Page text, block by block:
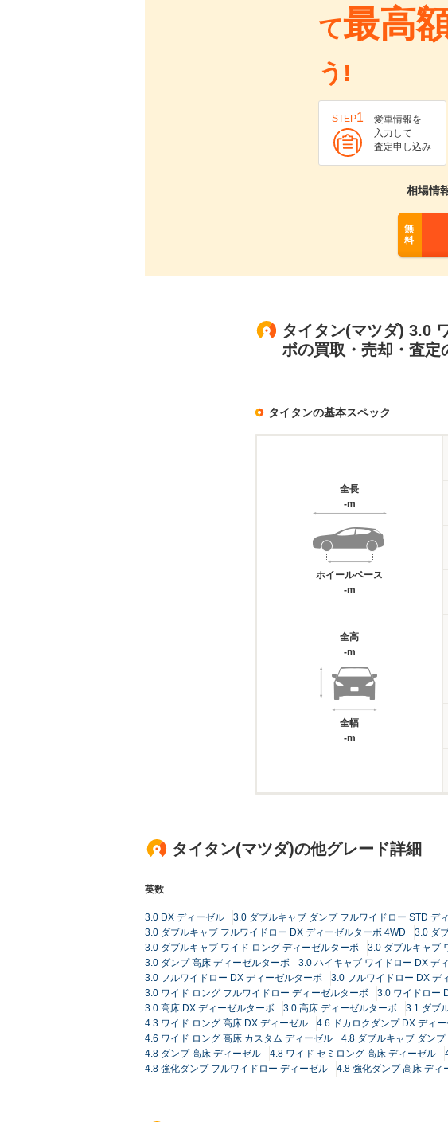
て最高
う!
STEP1
愛車情報を
入力して
査定申し込み
相場情
無
料
タイタン(マツダ) 3.0
ボの買取・売却・査定
タイタンの基本スペック
全長
-m
ホイールベース
-m
全高
-m
全幅
-m
タイタン(マツダ)の他グレード詳細
英数
3.0 DX ディーゼル 3.0 ダブルキャブ ダンプ フルワイドロー STD デ
3.0 ダブルキャブ フルワイドロー DX ディーゼルターボ 4WD
3.0 ダ
3.0 ダブルキャブ ワイド ロング ディーゼルターボ
3.0 ダブルキャブ
3.0 ダンプ 高床 ディーゼルターボ
3.0 ハイキャブ ワイドロー DX デ
3.0 フルワイドロー DX ディーゼルターボ
3.0 フルワイドロー DX デ
3.0 ワイド ロング フルワイドロー ディーゼルターボ
3.0 ワイドロー
3.0 高床 DX ディーゼルターボ
3.0 高床 ディーゼルターボ 3.1 ダブ
4.3 ワイド ロング 高床 DX ディーゼル
4.6 ドカロクダンプ DX ディ
4.6 ワイド ロング 高床 カスタム ディーゼル
4.8 ダブルキャブ ダン
4.8 ダンプ 高床 ディーゼル
4.8 ワイド セミロング 高床 ディーゼル
4.8 強化ダンプ フルワイドロー ディーゼル
4.8 強化ダンプ 高床 ディ